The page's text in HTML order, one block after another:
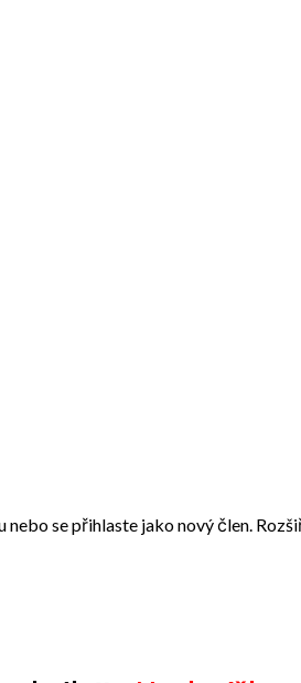
se přihlaste jako nový člen.